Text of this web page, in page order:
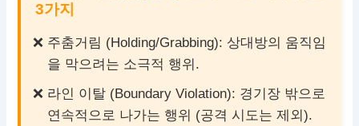
3가지
주춤거림 (Holding/Grabbing): 상대방의 움직임
을 막으려는 소극적 행위.
라인 이탈 (Boundary Violation): 경기장 밖으로
연속적으로 나가는 행위 (공격 시도는 제외).